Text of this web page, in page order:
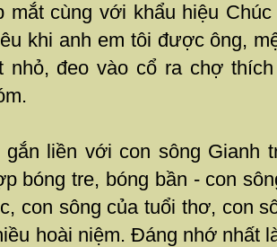
mắt cùng với khẩu hiệu
khi anh em tôi được ông,
nhỏ, đeo vào cổ ra chợ
liền với con sông Gianh
bóng tre, bóng bần - con
con sông của tuổi thơ, con
hoài niệm. Đáng nhớ nhất